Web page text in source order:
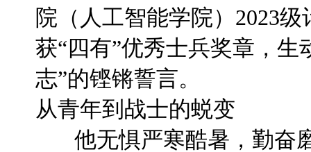
院（人工智能学院）2023
获“四有”优秀士兵奖章，
志”的铿锵誓言。
从青年到战士的蜕变
他无惧严寒酷暑，勤奋